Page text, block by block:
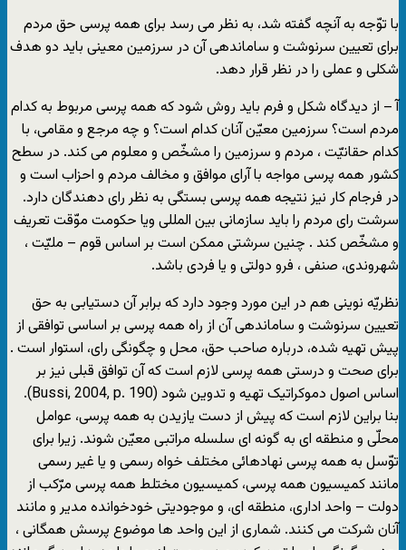
با توّجه به آنچه گفته شد، به نظر می رسد برای همه پرسی حق مردم
برای تعیین سرنوشت و ساماندهی آن در سرزمین معینی باید دو هدف
شکلی و عملی را در نظر قرار دهد.
آ – از دیدگاه شکل و فرم باید روش شود که همه پرسی مربوط به کدام
مردم است؟ سرزمین معیّن آنان کدام است؟ و چه مرجع و مقامی، با
کدام حقانیّت ، مردم و سرزمین را مشخّص و معلوم می کند. در سطح
کشور همه پرسی مواجه با آرای موافق و مخالف مردم و احزاب است و
در فرجام کار نیز نتیجه همه پرسی بستگی به نظر رای دهندگان دارد.
سرشت رای مردم را باید سازمانی بین المللی ویا حکومت موّقت تعریف
و مشخّص کند . چنین سرشتی ممکن است بر اساس قوم – ملیّت ،
شهروندی، صنفی ، فرو دولتی و یا فردی باشد.
نظریّه نوینی هم در این مورد وجود دارد که برابر آن دستیابی به حق
تعیین سرنوشت و ساماندهی آن از راه همه پرسی بر اساسی توافقی از
پیش تهیه شده، درباره صاحب حق، محل و چگونگی رای، استوار است .
برای صحت و درستی همه پرسی لازم است که آن توافق قبلی نیز بر
اساس اصول دموکراتیک تهیه و تدوین شود (Bussi, 2004, p. 190).
بنا براین لازم است که پیش از دست یازیدن به همه پرسی، عوامل
محلّی و منطقه ای به گونه ای سلسله مراتبی معیّن شوند. زیرا برای
توّسل به همه پرسی نهادهائی مختلف خواه رسمی و یا غیر رسمی
مانند کمیسیون همه پرسی، کمیسیون مختلط همه پرسی مرّکب از
دولت – واحد اداری، منطقه ای، و موجودیتی خودخوانده مدیر و مانند
آنان شرکت می کنند. شماری از این واحد ها موضوع پرسش همگانی ،